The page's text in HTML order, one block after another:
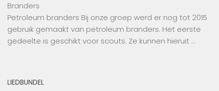
Branders
Petroleum branders Bij onze groep werd er nog tot 2015
gebruik gemaakt van petroleum branders. Het eerste
gedeelte is geschikt voor scouts. Ze kunnen hieruit …
LIEDBUNDEL